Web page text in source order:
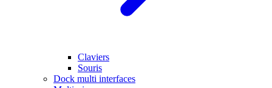
Claviers
Souris
Dock multi interfaces